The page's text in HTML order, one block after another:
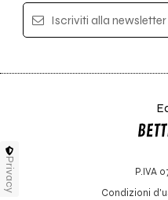
Iscriviti alla newsletter
P.IVA
Condizioni
Privacy